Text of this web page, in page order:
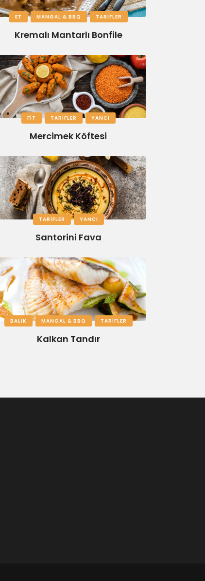
ET MANGAL & BBQ TARIFLER
Kremalı Mantarlı Bonfile
FIT TARIFLER YANCI
Mercimek Köftesi
TARIFLER YANCI
Santorini Fava
BALIK MANGAL & BBQ TARIFLER
Kalkan Tandır